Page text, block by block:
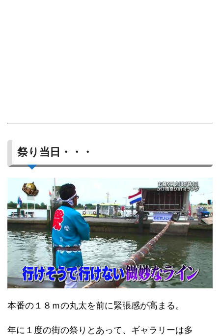
祭り当日・・・
本番の１８ｍの丸太を前に緊張感が高まる。
年に１度の街の祭りとあって、ギャラリーは多